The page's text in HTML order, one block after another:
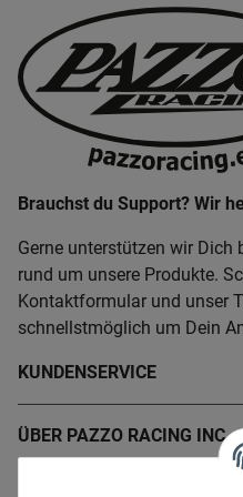
Brauchst du Support? Wir
Gerne unterstützen wir Dich
rund um unsere Produkte.
Kontaktformular und unser
schnellstmöglich um Dein
KUNDENSERVICE
ÜBER PAZZO RACING INC.